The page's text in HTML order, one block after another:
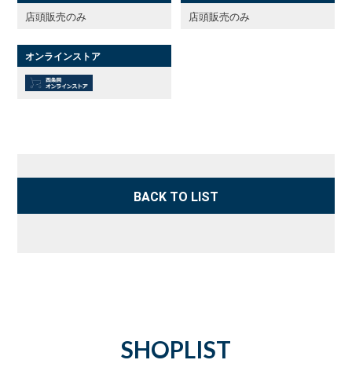
店頭販売のみ 店頭販売のみ
オンラインストア
BACK TO LIST
SHOPLIST